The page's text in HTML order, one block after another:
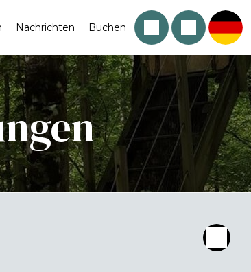
Nachrichten Buchen